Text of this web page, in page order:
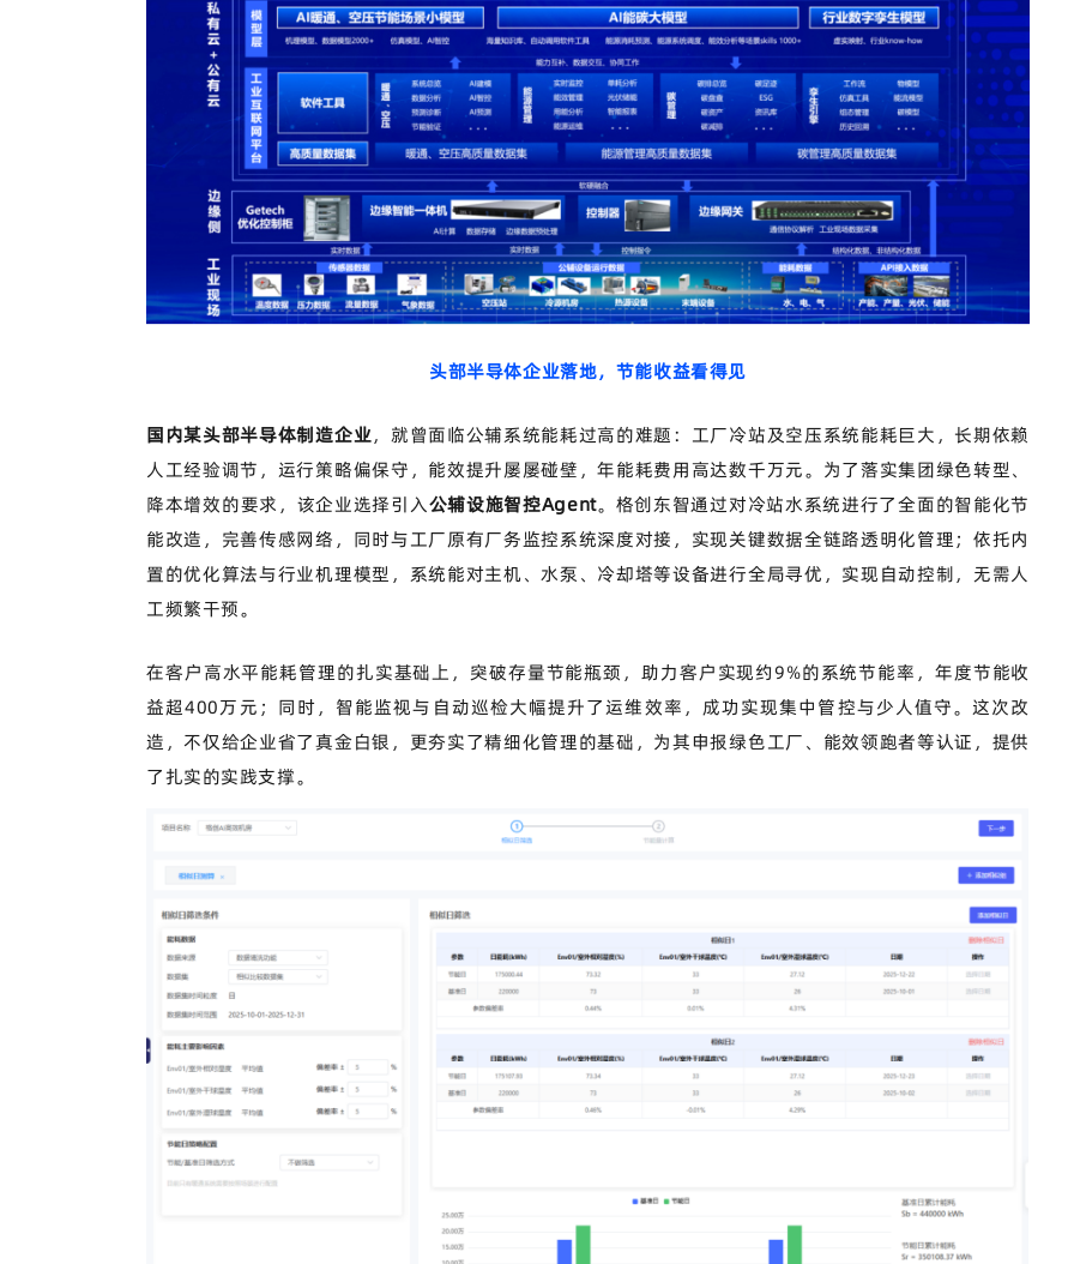
头部半导体企业落地，节能收益看得见
国内某头部半导体制造企业，就曾面临公辅系统能耗过高的难题：工厂冷站及空压系统能耗巨大，长期依赖
人工经验调节，运行策略偏保守，能效提升屡屡碰壁，年能耗费用高达数千万元。为了落实集团绿色转型、
降本增效的要求，该企业选择引入公辅设施智控Agent。格创东智通过对冷站水系统进行了全面的智能化节
能改造，完善传感网络，同时与工厂原有厂务监控系统深度对接，实现关键数据全链路透明化管理；依托内
置的优化算法与行业机理模型，系统能对主机、水泵、冷却塔等设备进行全局寻优，实现自动控制，无需人
工频繁干预。
在客户高水平能耗管理的扎实基础上，突破存量节能瓶颈，助力客户实现约9%的系统节能率，年度节能收
益超400万元；同时，智能监视与自动巡检大幅提升了运维效率，成功实现集中管控与少人值守。这次改
造，不仅给企业省了真金白银，更夯实了精细化管理的基础，为其申报绿色工厂、能效领跑者等认证，提供
了扎实的实践支撑。